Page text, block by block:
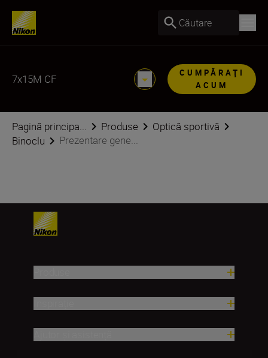
Căutare
7x15M CF
CUMPĂRAŢI
ACUM
Pagină principa... Produse
Optică sportivă
Binoclu
Prezentare gene...